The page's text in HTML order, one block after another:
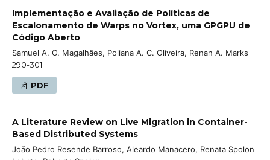
Implementação e Avaliação de Políticas de
Escalonamento de Warps no Vortex, uma GPGPU de
Código Aberto
Samuel A. O. Magalhães, Poliana A. C. Oliveira, Renan A. Marks
290-301
PDF
A Literature Review on Live Migration in Container-
Based Distributed Systems
João Pedro Resende Barroso, Aleardo Manacero, Renata Spolon